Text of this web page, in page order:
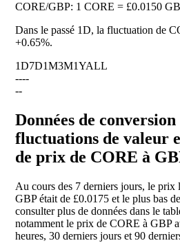
CORE/GBP: 1 CORE = £0.0150
Dans le passé 1D, la fluctuation de
+0.65%.
1D7D1M3M1YALL
----
--
Données de
fluctuations de valeur
de prix de CORE à
Au cours des 7 derniers jours, le prix
GBP était de £0.0175 et le plus bas
consulter plus de données dans le
notamment le prix de CORE à GBP
heures, 30 derniers jours et 90